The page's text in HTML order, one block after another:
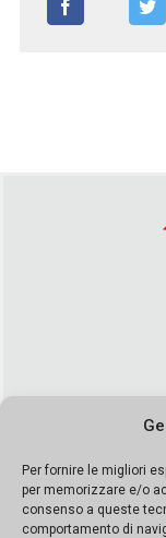
Per fornire le migliori
per memorizzare e/o
consenso a queste
comportamento di
Direttore
Palermo n. 19 del